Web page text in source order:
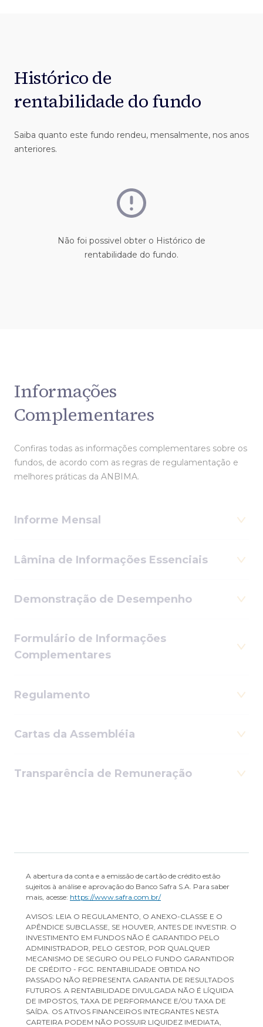
Histórico de
rentabilidade do fundo
Saiba quanto este fundo rendeu, mensalmente, nos anos
anteriores.
Não foi possivel obter o Histórico de
rentabilidade do fundo.
Informações
Complementares
Confiras todas as informações complementares sobre os
fundos, de acordo com as regras de regulamentação e
melhores práticas da ANBIMA.
Informe Mensal
Lâmina de Informações Essenciais
Demonstração de Desempenho
Formulário de Informações
Complementares
Regulamento
Cartas da Assembléia
Transparência de Remuneração
A abertura da conta e a emissão de cartão de crédito estão
sujeitos à análise e aprovação do Banco Safra S.A. Para saber
mais, acesse: https://www.safra.com.br/
AVISOS: LEIA O REGULAMENTO, O ANEXO-CLASSE E O
APÊNDICE SUBCLASSE, SE HOUVER, ANTES DE INVESTIR. O
INVESTIMENTO EM FUNDOS NÃO É GARANTIDO PELO
ADMINISTRADOR, PELO GESTOR, POR QUALQUER
MECANISMO DE SEGURO OU PELO FUNDO GARANTIDOR
DE CRÉDITO - FGC. RENTABILIDADE OBTIDA NO
PASSADO NÃO REPRESENTA GARANTIA DE RESULTADOS
FUTUROS. A RENTABILIDADE DIVULGADA NÃO É LÍQUIDA
DE IMPOSTOS, TAXA DE PERFORMANCE E/OU TAXA DE
SAÍDA. OS ATIVOS FINANCEIROS INTEGRANTES NESTA
CARTEIRA PODEM NÃO POSSUIR LIQUIDEZ IMEDIATA,